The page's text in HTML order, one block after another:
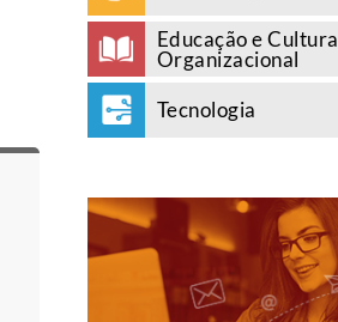
Educação e Cultura
Organizacional
Tecnologia